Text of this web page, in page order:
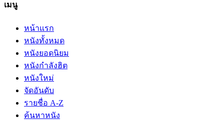
เมนู
หน้าแรก
หนังทั้งหมด
หนังยอดนิยม
หนังกำลังฮิต
หนังใหม่
จัดอันดับ
รายชื่อ A-Z
ค้นหาหนัง